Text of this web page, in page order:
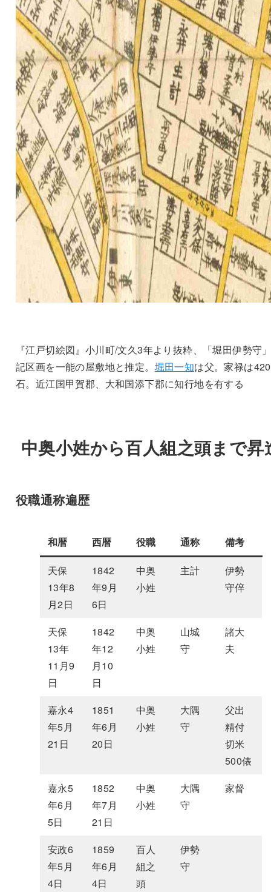
『江戸切絵図』小川町/文久3年より抜粋、「堀田伊勢守
記区画を一能の屋敷地と推定。 堀田一知は父。家禄は
石。近江国甲賀郡、大和国添下郡に知行地を有する
中奥小姓から百人組之頭まで昇
役職通称遍歴
和暦 西暦 役職 通称 備考
天保
13年8
月2日
1842
年9月
6日
中奥
小姓
主計
伊勢
守倅
天保
13年
11月9
日
1842
年12
月10
日
中奥
小姓
山城
守
諸大
夫
嘉永4
年5月
21日
1851
年6月
20日
中奥
小姓
大隅
守
父出
精付
切米
500俵
嘉永5
年6月
5日
1852
年7月
21日
中奥
小姓
大隅
守
家督
安政6
年5月
4日
1859
年6月
4日
百人
組之
頭
伊勢
守